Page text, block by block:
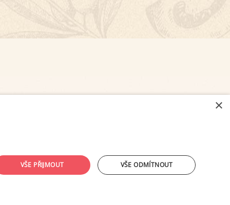
×
VŠE PŘIJMOUT VŠE ODMÍTNOUT